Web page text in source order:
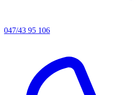
047/43 95 106